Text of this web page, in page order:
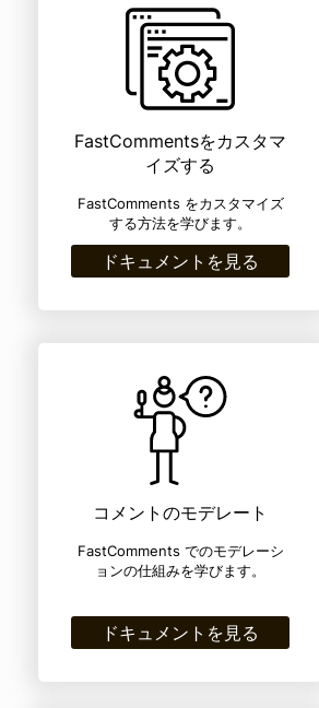
FastCommentsをカスタマ
イズする
FastComments をカスタマイズ
する方法を学びます。
ドキュメントを見る
コメントのモデレート
FastComments でのモデレーシ
ョンの仕組みを学びます。
ドキュメントを見る